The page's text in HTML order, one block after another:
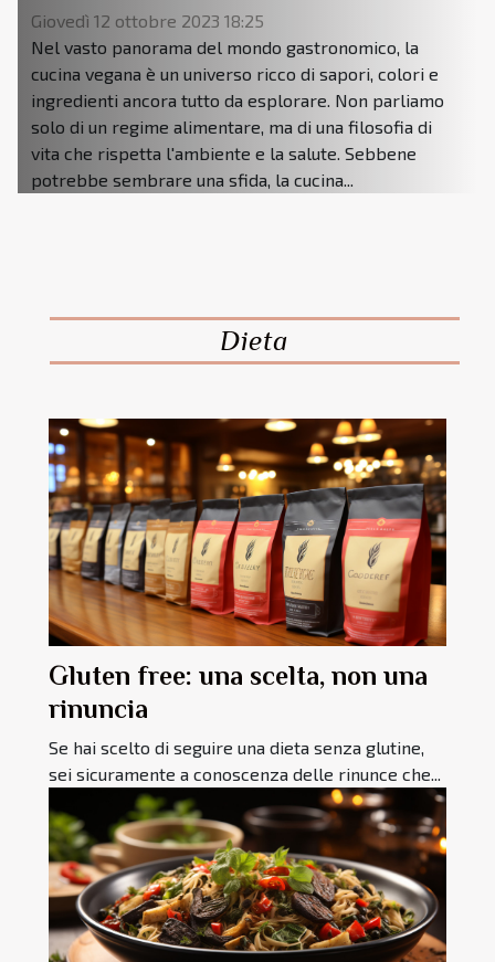
Giovedì 12 ottobre 2023 18:25
Nel vasto panorama del mondo gastronomico, la
cucina vegana è un universo ricco di sapori, colori e
ingredienti ancora tutto da esplorare. Non parliamo
solo di un regime alimentare, ma di una filosofia di
vita che rispetta l'ambiente e la salute. Sebbene
potrebbe sembrare una sfida, la cucina...
Dieta
Gluten free: una scelta, non una
rinuncia
Se hai scelto di seguire una dieta senza glutine,
sei sicuramente a conoscenza delle rinunce che...